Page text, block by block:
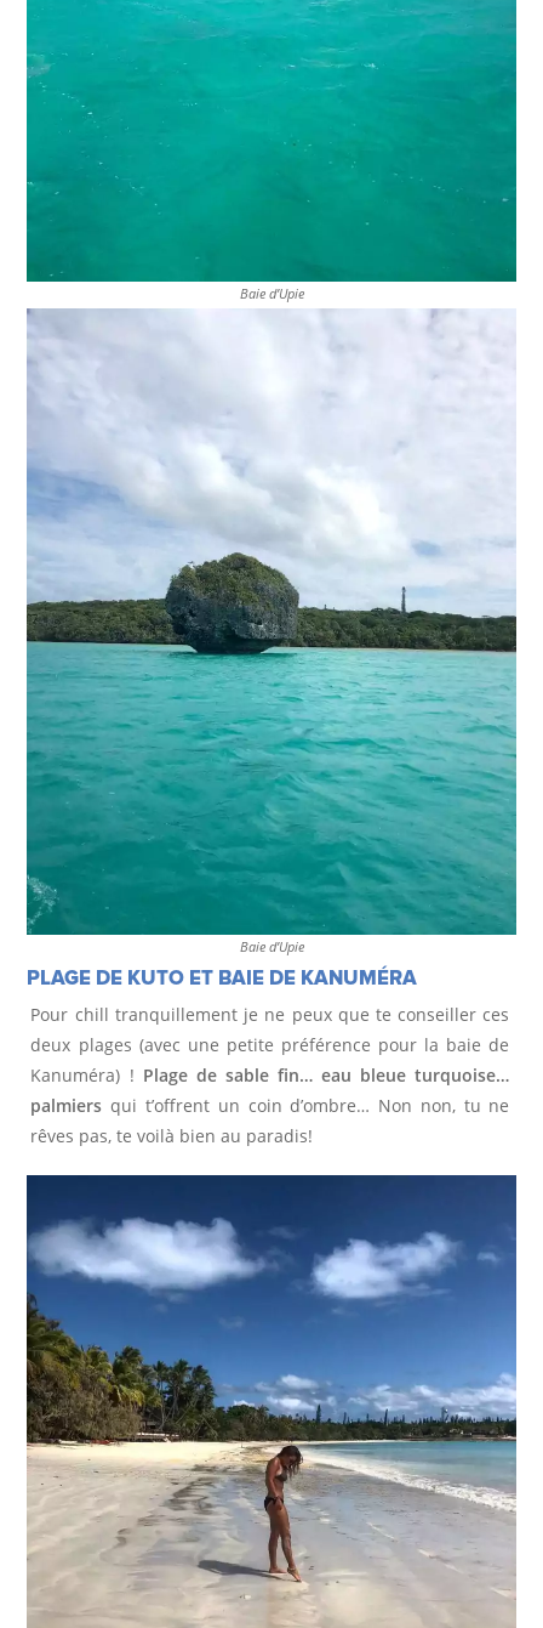
Baie d’Upie
Baie d’Upie
PLAGE DE KUTO ET BAIE DE KANUMÉRA
Pour chill tranquillement je ne peux que te conseiller ces
deux plages (avec une petite préférence pour la baie de
Kanuméra) ! Plage de sable fin… eau bleue turquoise…
palmiers qui t’offrent un coin d’ombre… Non non, tu ne
rêves pas, te voilà bien au paradis!